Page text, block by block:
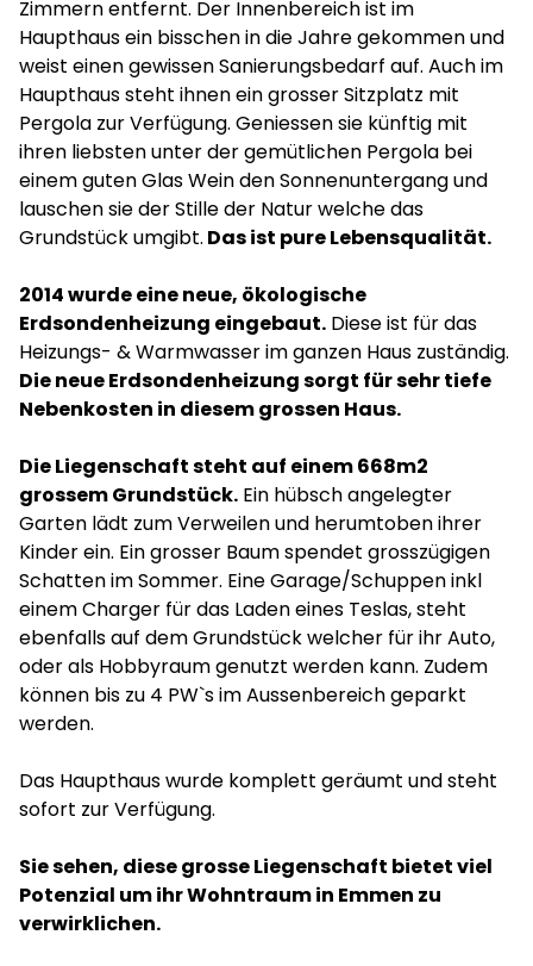
Zimmern entfernt. Der Innenbereich ist im
Haupthaus ein bisschen in die Jahre gekommen und
weist einen gewissen Sanierungsbedarf auf. Auch im
Haupthaus steht ihnen ein grosser Sitzplatz mit
Pergola zur Verfügung. Geniessen sie künftig mit
ihren liebsten unter der gemütlichen Pergola bei
einem guten Glas Wein den Sonnenuntergang und
lauschen sie der Stille der Natur welche das
Grundstück umgibt. Das ist pure Lebensqualität.
2014 wurde eine neue, ökologische
Erdsondenheizung eingebaut. Diese ist für das
Heizungs- & Warmwasser im ganzen Haus zuständig.
Die neue Erdsondenheizung sorgt für sehr tiefe
Nebenkosten in diesem grossen Haus.
Die Liegenschaft steht auf einem 668m2
grossem Grundstück. Ein hübsch angelegter
Garten lädt zum Verweilen und herumtoben ihrer
Kinder ein. Ein grosser Baum spendet grosszügigen
Schatten im Sommer. Eine Garage/Schuppen inkl
einem Charger für das Laden eines Teslas, steht
ebenfalls auf dem Grundstück welcher für ihr Auto,
oder als Hobbyraum genutzt werden kann. Zudem
können bis zu 4 PW`s im Aussenbereich geparkt
werden.
Das Haupthaus wurde komplett geräumt und steht
sofort zur Verfügung.
Sie sehen, diese grosse Liegenschaft bietet viel
Potenzial um ihr Wohntraum in Emmen zu
verwirklichen.